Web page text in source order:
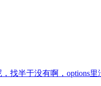
找半于没有啊，options